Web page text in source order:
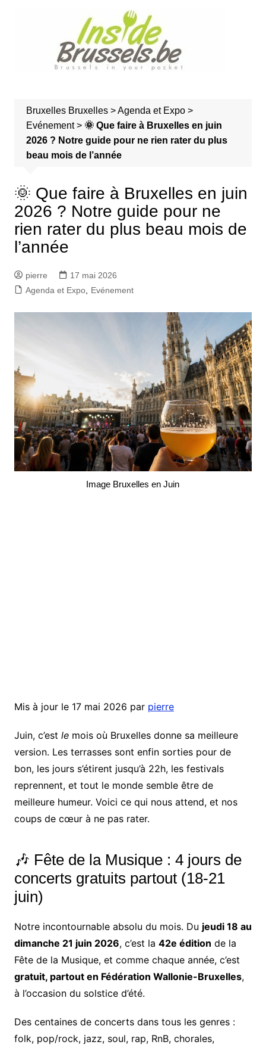
Bruxelles Bruxelles>Agenda et Expo>
Evénement> 🌞 Que faire à Bruxelles en juin
2026 ? Notre guide pour ne rien rater du plus
beau mois de l’année
🌞 Que faire à Bruxelles en juin
2026 ? Notre guide pour ne
rien rater du plus beau mois de
l’année
pierre
17 mai 2026
Agenda et Expo, Evénement
Image Bruxelles en Juin
Mis à jour le 17 mai 2026 par pierre
Juin, c’est lemois où Bruxelles donne sa meilleure
version. Les terrasses sont enfin sorties pour de
bon, les jours s’étirent jusqu’à 22h, les festivals
reprennent, et tout le monde semble être de
meilleure humeur. Voici ce qui nous attend, et nos
coups de cœur à ne pas rater.
🎶 Fête de la Musique : 4 jours de
concerts gratuits partout (18-21
juin)
Notre incontournable absolu du mois. Du jeudi 18 au
dimanche 21 juin 2026, c’est la 42e édition de la
Fête de la Musique, et comme chaque année, c’est
gratuit, partout en Fédération Wallonie-Bruxelles,
à l’occasion du solstice d’été.
Des centaines de concerts dans tous les genres :
folk, pop/rock, jazz, soul, rap, RnB, chorales,